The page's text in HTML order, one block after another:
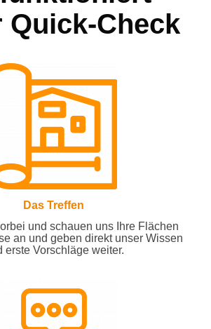
Quick-Check
Das Treffen
und schauen uns Ihre Flächen
an und geben direkt unser Wissen
erste Vorschläge weiter.